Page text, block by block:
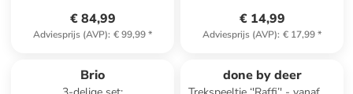
€ 84,99
Adviesprijs (AVP): € 99,99*
€ 14,99
Adviesprijs (AVP): € 17,99*
Brio done by deer